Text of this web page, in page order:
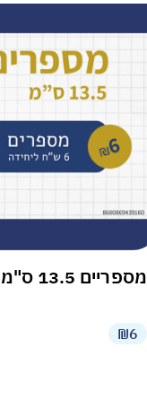
מספריים 13.5 ס"מ
₪6